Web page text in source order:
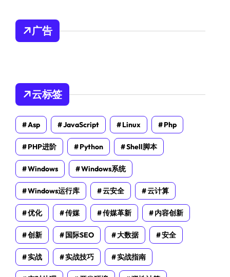
广告
云标签
Asp JavaScript Linux Php
PHP进阶 Python Shell脚本
Windows Windows系统
Windows运行库 云安全 云计算
优化 传媒 传媒革新 内容创新
创新 国际SEO 大数据 安全
实战 实战技巧 实战指南